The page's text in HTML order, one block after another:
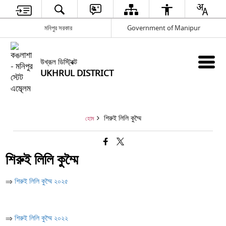
মনিপুর সরকার Government of Manipur
উখ্রূল ডিস্ট্রিক্ট
UKHRUL DISTRICT
হোম শিরুই লিলি কুম্মৈ
শিরুই লিলি কুম্মৈ
⇒শিরুই লিলি কুম্মৈ ২০২৫
⇒শিরুই লিলি কুম্মৈ ২০২২